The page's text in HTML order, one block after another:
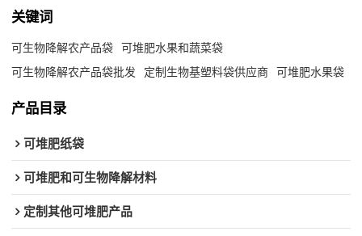
关键词
可生物降解农产品袋 可堆肥水果和蔬菜袋
可生物降解农产品袋批发 定制生物基塑料袋供应商 可堆肥水果袋
产品目录
可堆肥纸袋
可堆肥和可生物降解材料
定制其他可堆肥产品